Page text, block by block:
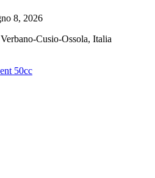
8, 2026
Cusio-Ossola, Italia